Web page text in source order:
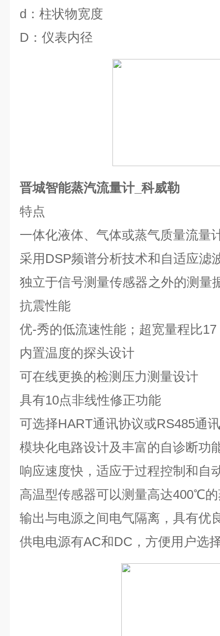
d ：柱状物宽度
D ：仪表内径
晋城智能蒸汽流量计_科威勒
特点
一体化液体、气体或蒸气质量流量
采用 DSP频谱分析技术和自适应滤
独立于信号测量传感器之外的测量
抗震性能
优-秀的低流速性能；超宽量程比17
内置温度的探头设计
可在线更换的检测压力测量设计
具有10点非线性修正功能
可选择HART通讯协议或RS485通
模块化电路设计及丰富的自诊断功
响应速度快，适应于过程控制和自
高温型传感器可以测量高达400℃
输出与电源之间电气隔离，具有优
供电电源有AC和DC ，方便用户选